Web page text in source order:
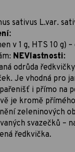
sativus L.var.
v 1 g, HTS 10 g)
NEVlastnosti:
odrůda
Je vhodná pro
i přímo na
je kromě
zeleninových
svazečků –
ředkvička.